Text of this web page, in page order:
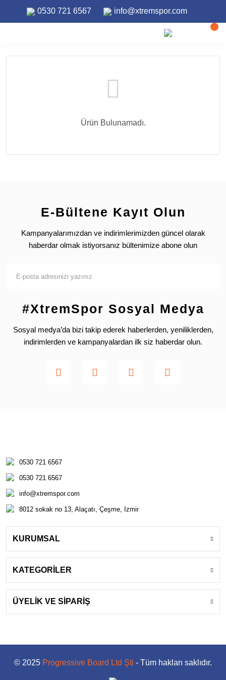
0530 721 6567 info@xtremspor.com
Freeride Yelkenleri
FREERIDE YELKENLERI
Ürün Bulunamadı.
E-Bültene Kayıt Olun
Kampanyalarımızdan ve indirimlerimizden güncel olarak
haberdar olmak istiyorsanız bültenimize abone olun
#XtremSpor Sosyal Medya
Sosyal medya’da bizi takip ederek haberlerden, yeniliklerden,
indirimlerden ve kampanyalardan ilk siz haberdar olun.
0530 721 6567
0530 721 6567
info@xtremspor.com
8012 sokak no 13, Alaçatı, Çeşme, Izmir
KURUMSAL
KATEGORİLER
ÜYELİK VE SİPARİŞ
© 2025 Progressive Board Ltd Şti - Tüm hakları saklıdır.